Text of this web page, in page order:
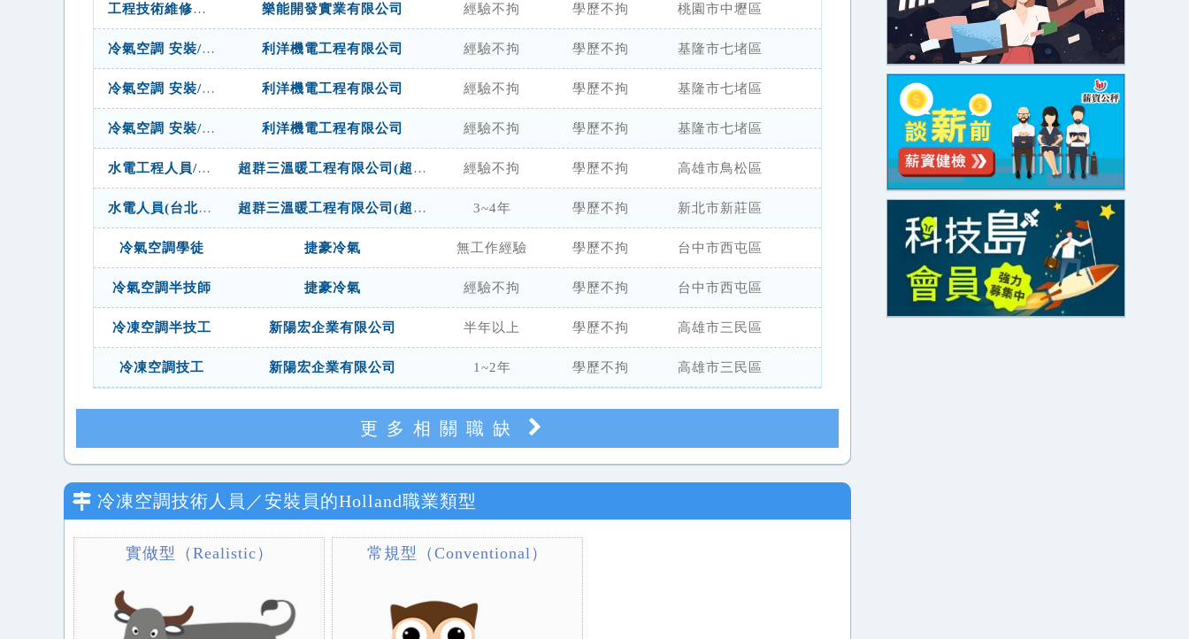
工程技術維修人員 樂能開發實業有限公司 經驗不拘 學歷不拘 桃園市中壢區
冷氣空調 安裝/維修 工程師 (具經驗) 利洋機電工程有限公司 經驗不拘 學歷不拘 基隆市七堵區
冷氣空調 安裝/維修 工程-半技師/副工程師 (具經驗) 利洋機電工程有限公司 經驗不拘 學歷不拘 基隆市七堵區
冷氣空調 安裝/維修 基礎工程師 利洋機電工程有限公司 經驗不拘 學歷不拘 基隆市七堵區
水電工程人員/學徒(高雄公司) 超群三溫暖工程有限公司(超群運動管理顧問公司) 經驗不拘 學歷不拘 高雄市鳥松區
水電人員(台北公司) 超群三溫暖工程有限公司(超群運動管理顧問公司) 3~4年 學歷不拘 新北市新莊區
冷氣空調學徒 捷豪冷氣 無工作經驗 學歷不拘 台中市西屯區
冷氣空調半技師 捷豪冷氣 經驗不拘 學歷不拘 台中市西屯區
冷凍空調半技工 新陽宏企業有限公司 半年以上 學歷不拘 高雄市三民區
冷凍空調技工 新陽宏企業有限公司 1~2年 學歷不拘 高雄市三民區
更多相關職缺
冷凍空調技術人員／安裝員 的Holland職業類型
實做型（Realistic） 常規型（Conventional）